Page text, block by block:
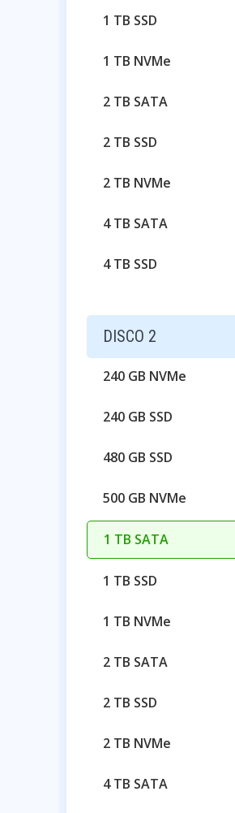
1 TB SSD
1 TB NVMe
2 TB SATA
2 TB SSD
2 TB NVMe
4 TB SATA
4 TB SSD
DISCO 2
240 GB NVMe
240 GB SSD
480 GB SSD
500 GB NVMe
1 TB SATA
1 TB SSD
1 TB NVMe
2 TB SATA
2 TB SSD
2 TB NVMe
4 TB SATA